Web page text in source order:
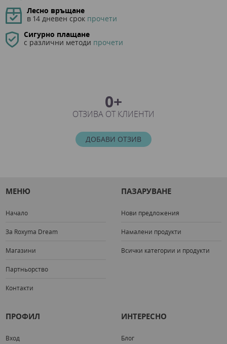
Лесно връщане
в 14 дневен срок прочети
Сигурно плащане
с различни методи прочети
0+
ОТЗИВА ОТ КЛИЕНТИ
ДОБАВИ ОТЗИВ
МЕНЮ
Начало
За Roxyma Dream
Магазини
Партньорство
Контакти
ПАЗАРУВАНЕ
Нови предложения
Намалени продукти
Всички категории и продукти
ПРОФИЛ
Вход
ИНТЕРЕСНО
Блог